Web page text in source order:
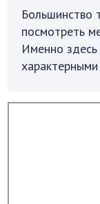
Большинство
посмотреть
Именно